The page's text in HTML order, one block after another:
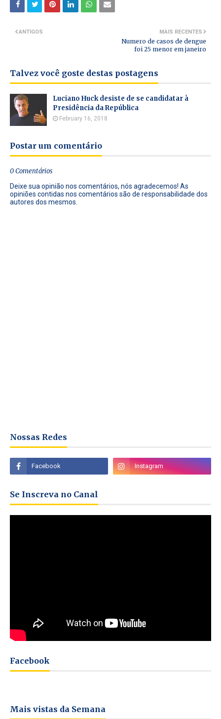
MAIS RECENTES
Numero de casos de dengue
foi 25 menor em janeiro
ANTIGOS
Talvez você goste destas postagens
Luciano Huck desiste de se candidatar à
Presidência da República
February 16, 2018
Postar um comentário
0 Comentários
Deixe sua opinião nos comentários, nós agradecemos! As
opiniões contidas nos comentários são de responsabilidade dos
autores dos mesmos.
Nossas Redes
Se Inscreva no Canal
Facebook
Mais vistas da Semana